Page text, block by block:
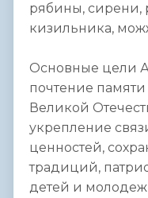
рябины, сирени,
кизильника,
Основные цели
почтение
Великой
укрепление
ценностей,
традиций,
детей и